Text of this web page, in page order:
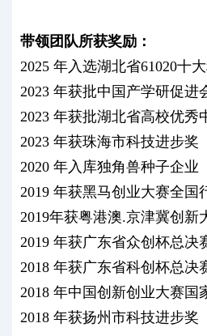
带领团队所获奖励：
2025 年入选湖北省61020十
2023 年获批中国产学研促进
2023 年获批湖北省高校优秀
2023 年获珠海市科技进步奖
2020 年入库独角兽种子企业
2019 年获黑马创业大赛全国
2019年获粤港澳.京津冀创新
2019 年获广东省众创杯总决
2018 年获广东省科创杯总决
2018 年中国创新创业大赛国
2018 年获扬州市科技进步奖